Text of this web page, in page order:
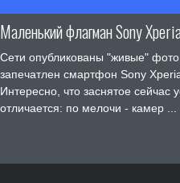
Маленький флагман Sony
Сети опубликованы "живые"
запечатлен смартфон Sony
Интересно, что заснятое сейчас
отличается: по мелочи - камер ...